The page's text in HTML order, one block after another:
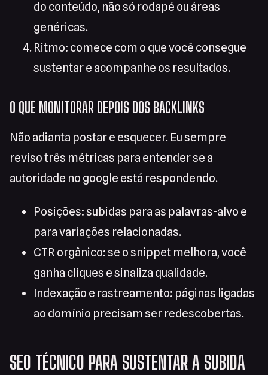
do conteúdo, não só rodapé ou áreas
genéricas.
Ritmo: comece com o que você consegue
sustentar e acompanhe os resultados.
O QUE MONITORAR DEPOIS DOS BACKLINKS
Não adianta postar e esquecer. Eu sempre
reviso três métricas para entender se a
autoridade no google está respondendo.
Posições: subidas para as palavras-alvo e
para variações relacionadas.
CTR orgânico: se o snippet melhora, você
ganha cliques e sinaliza qualidade.
Indexação e rastreamento: páginas ligadas
ao domínio precisam ser redescobertas.
SEO TÉCNICO PARA SUSTENTAR A SUBIDA